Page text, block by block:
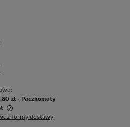
zł - Paczkomaty
formy dostawy